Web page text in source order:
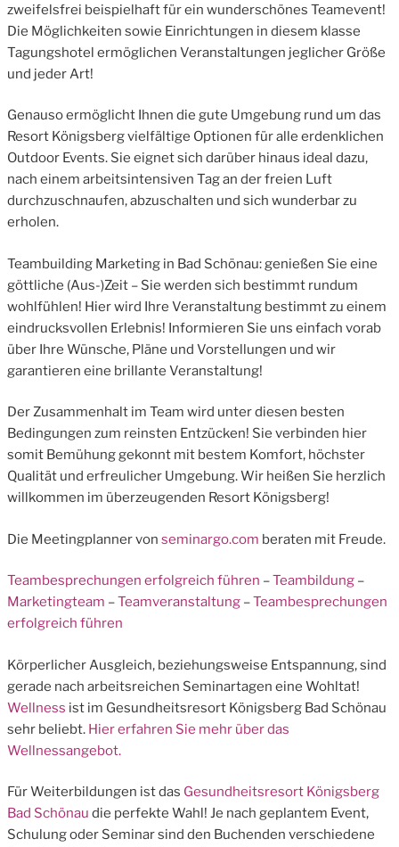
zweifelsfrei beispielhaft für ein wunderschönes Teamevent!
Die Möglichkeiten sowie Einrichtungen in diesem klasse
Tagungshotel ermöglichen Veranstaltungen jeglicher Größe
und jeder Art!
Genauso ermöglicht Ihnen die gute Umgebung rund um das
Resort Königsberg vielfältige Optionen für alle erdenklichen
Outdoor Events. Sie eignet sich darüber hinaus ideal dazu,
nach einem arbeitsintensiven Tag an der freien Luft
durchzuschnaufen, abzuschalten und sich wunderbar zu
erholen.
Teambuilding Marketing in Bad Schönau: genießen Sie eine
göttliche (Aus-)Zeit – Sie werden sich bestimmt rundum
wohlfühlen! Hier wird Ihre Veranstaltung bestimmt zu einem
eindrucksvollen Erlebnis! Informieren Sie uns einfach vorab
über Ihre Wünsche, Pläne und Vorstellungen und wir
garantieren eine brillante Veranstaltung!
Der Zusammenhalt im Team wird unter diesen besten
Bedingungen zum reinsten Entzücken! Sie verbinden hier
somit Bemühung gekonnt mit bestem Komfort, höchster
Qualität und erfreulicher Umgebung. Wir heißen Sie herzlich
willkommen im überzeugenden Resort Königsberg!
Die Meetingplanner von seminargo.com beraten mit Freude.
Teambesprechungen erfolgreich führen –Teambildung –
Marketingteam –Teamveranstaltung –Teambesprechungen
erfolgreich führen
Körperlicher Ausgleich, beziehungsweise Entspannung, sind
gerade nach arbeitsreichen Seminartagen eine Wohltat!
Wellness ist im Gesundheitsresort Königsberg Bad Schönau
sehr beliebt. Hier erfahren Sie mehr über das
Wellnessangebot.
Für Weiterbildungen ist das Gesundheitsresort Königsberg
Bad Schönau die perfekte Wahl! Je nach geplantem Event,
Schulung oder Seminar sind den Buchenden verschiedene